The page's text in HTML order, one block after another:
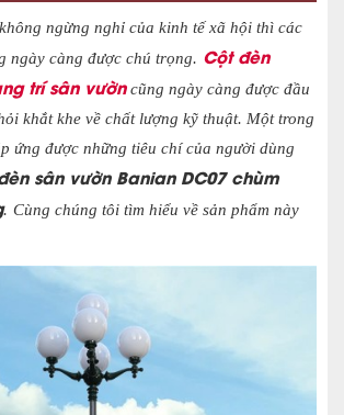
ngừng nghỉ của kinh tế xã hội thì các
ngày càng được chú trọng. Cột đèn
trí sân vườncũng ngày càng được đầu
khắt khe về chất lượng kỹ thuật. Một trong
ứng được những tiêu chí của người dùng
sân vườn Banian DC07 chùm
. Cùng chúng tôi tìm hiểu về sản phẩm này